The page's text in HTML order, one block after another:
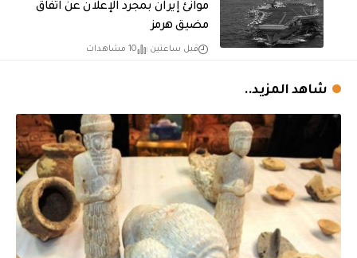
موانئ إيران بمجرد الإعلان عن اتفاق
مضيق هرمز
قبل ساعتين 10 مشاهدات
شاهد المزيد..